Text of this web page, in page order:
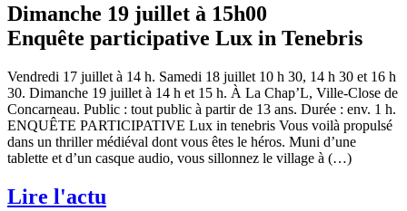
Dimanche 19 juillet à 15h00
Enquête participative Lux in Tenebris
Vendredi 17 juillet à 14 h. Samedi 18 juillet 10 h 30, 14 h 30 et 16 h
30. Dimanche 19 juillet à 14 h et 15 h. À La Chap’L, Ville-Close de
Concarneau. Public : tout public à partir de 13 ans. Durée : env. 1 h.
ENQUÊTE PARTICIPATIVE Lux in tenebris Vous voilà propulsé
dans un thriller médiéval dont vous êtes le héros. Muni d’une
tablette et d’un casque audio, vous sillonnez le village à (…)
Lire l'actu